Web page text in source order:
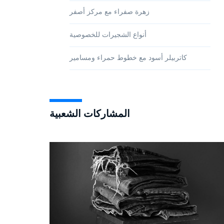
زهرة صفراء مع مركز أصفر
أنواع الشجيرات للخصوصية
كاتربيلر أسود مع خطوط حمراء ومسامير
المشاركات الشعبية